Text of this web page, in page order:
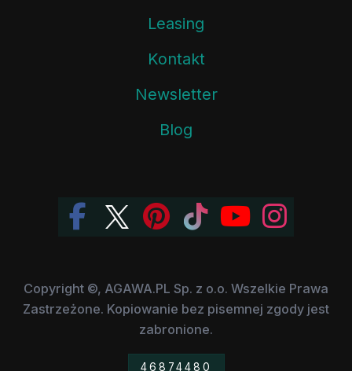
Leasing
Kontakt
Newsletter
Blog
Copyright ©, AGAWA.PL Sp. z o.o. Wszelkie Prawa
Zastrzeżone. Kopiowanie bez pisemnej zgody jest
zabronione.
46874480